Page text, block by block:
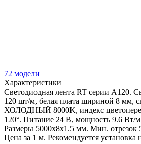
72 модели
Характеристики
Светодиодная лента RT серии A120.
120 шт/м, белая плата шириной 8 мм,
ХОЛОДНЫЙ 8000K, индекс
120°. Питание 24 В, мощность 9.6 Вт/
Размеры 5000x8x1.5 мм. Мин. отрезок
Цена за 1 м. Рекомендуется установка